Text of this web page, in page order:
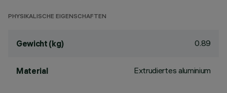
PHYSIKALISCHE EIGENSCHAFTEN
Gewicht (kg) 0.89
Material Extrudiertes aluminium